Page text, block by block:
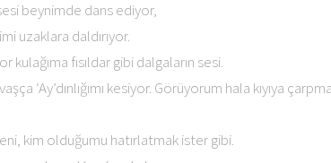
beynimde dans ediyor,
uzaklara daldırıyor.
kulağıma fısıldar gibi dalgaların sesi.
‘Ay’dınlığımı kesiyor. Görüyorum hala kıyıya
kim olduğumu hatırlatmak ister gibi.